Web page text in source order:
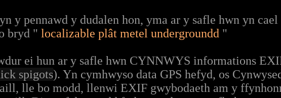
y pennawd y dudalen hon, yma ar y safle hwn yn cael
bryd " localizable plât metel undergroundd "
ei hun ar y safle hwn CYNNWYS informations
spigots). Yn cymhwyso data GPS hefyd, os
lle bo modd, llenwi EXIF gwybodaeth am y